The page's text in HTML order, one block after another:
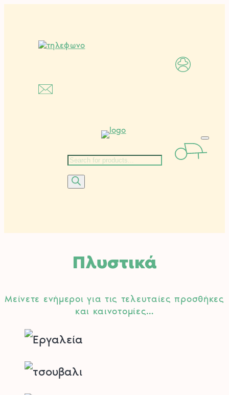
Αναζήτηση
Πλυστικά
Μείνετε ενήμεροι για τις τελευταίες προσθήκες
και καινοτομίες…